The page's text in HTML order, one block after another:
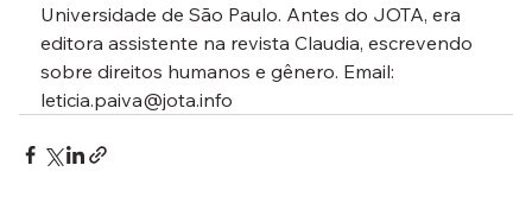
Universidade de São Paulo. Antes do JOTA, era
editora assistente na revista Claudia, escrevendo
sobre direitos humanos e gênero. Email:
leticia.paiva@jota.info